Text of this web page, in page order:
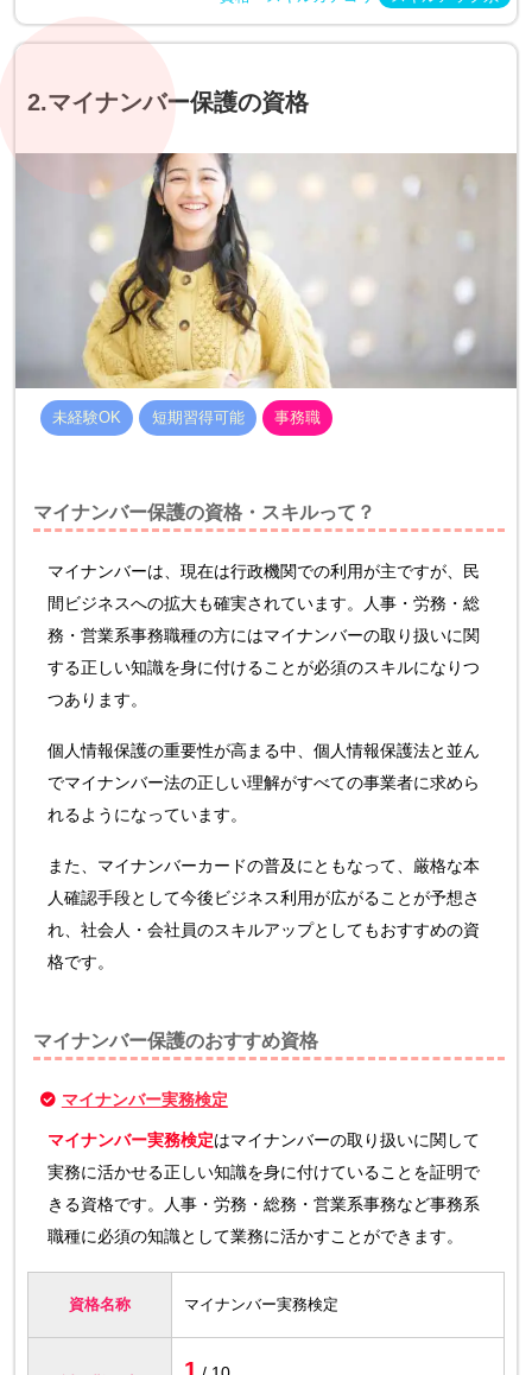
2.マイナンバー保護の資格
未経験OK 短期習得可能 事務職
マイナンバー保護の資格・スキルって？
マイナンバーは、現在は行政機関での利用が主ですが、民
間ビジネスへの拡大も確実されています。人事・労務・総
務・営業系事務職種の方にはマイナンバーの取り扱いに関
する正しい知識を身に付けることが必須のスキルになりつ
つあります。
個人情報保護の重要性が高まる中、個人情報保護法と並ん
でマイナンバー法の正しい理解がすべての事業者に求めら
れるようになっています。
また、マイナンバーカードの普及にともなって、厳格な本
人確認手段として今後ビジネス利用が広がることが予想さ
れ、社会人・会社員のスキルアップとしてもおすすめの資
格です。
マイナンバー保護のおすすめ資格
マイナンバー実務検定
マイナンバー実務検定はマイナンバーの取り扱いに関して
実務に活かせる正しい知識を身に付けていることを証明で
きる資格です。人事・労務・総務・営業系事務など事務系
職種に必須の知識として業務に活かすことができます。
資格名称 マイナンバー実務検定